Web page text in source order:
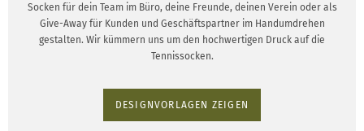
Socken für dein Team im Büro, deine Freunde, deinen Verein oder als
Give-Away für Kunden und Geschäftspartner im Handumdrehen
gestalten. Wir kümmern uns um den hochwertigen Druck auf die
Tennissocken.
DESIGNVORLAGEN ZEIGEN